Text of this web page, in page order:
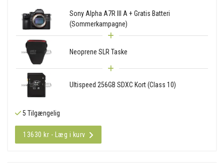
Sony Alpha A7R III A + Gratis Batteri
(Sommerkampagne)
Neoprene SLR Taske
Ultispeed 256GB SDXC Kort (Class 10)
5 Tilgængelig
13630 kr - Læg i kurv